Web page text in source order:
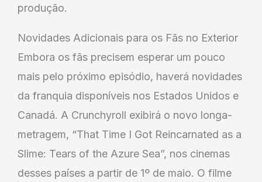
produção.
Novidades Adicionais para os Fãs no Exterior
Embora os fãs precisem esperar um pouco
mais pelo próximo episódio, haverá novidades
da franquia disponíveis nos Estados Unidos e
Canadá. A Crunchyroll exibirá o novo longa-
metragem, “That Time I Got Reincarnated as a
Slime: Tears of the Azure Sea”, nos cinemas
desses países a partir de 1º de maio. O filme